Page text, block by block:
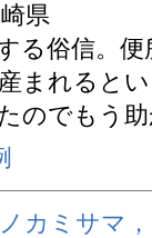
県
る俗信。
まれると
のでもう
カミサマ